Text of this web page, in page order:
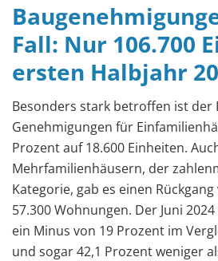
Fall: Nur 106.700
ersten Halbjahr
Besonders stark betroffen ist der
Genehmigungen für
Prozent auf 18.600 Einheiten.
Mehrfamilienhäusern, der
Kategorie, gab es einen
57.300 Wohnungen. Der Juni
ein Minus von 19 Prozent im
und sogar 42,1 Prozent weniger